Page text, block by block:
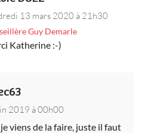
13 mars 2020 à 21h30
Guy Demarle
Katherine :-)
2019 à 00h00
viens de la faire, juste il faut